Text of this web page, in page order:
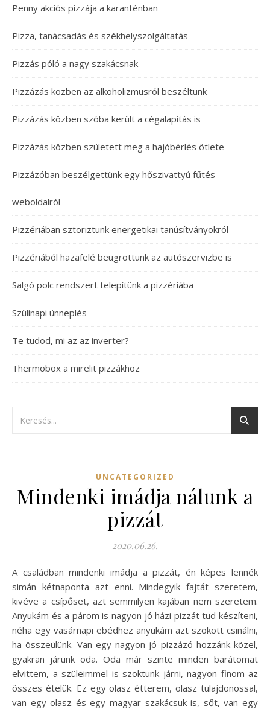
Penny akciós pizzája a karanténban
Pizza, tanácsadás és székhelyszolgáltatás
Pizzás póló a nagy szakácsnak
Pizzázás közben az alkoholizmusról beszéltünk
Pizzázás közben szóba került a cégalapítás is
Pizzázás közben született meg a hajóbérlés ötlete
Pizzázóban beszélgettünk egy hőszivattyú fűtés
weboldalról
Pizzériában sztoriztunk energetikai tanúsítványokról
Pizzériából hazafelé beugrottunk az autószervizbe is
Salgó polc rendszert telepítünk a pizzériába
Szülinapi ünneplés
Te tudod, mi az az inverter?
Thermobox a mirelit pizzákhoz
UNCATEGORIZED
Mindenki imádja nálunk a
pizzát
2020.06.26.
A családban mindenki imádja a pizzát, én képes lennék
simán kétnaponta azt enni. Mindegyik fajtát szeretem,
kivéve a csípőset, azt semmilyen kajában nem szeretem.
Anyukám és a párom is nagyon jó házi pizzát tud készíteni,
néha egy vasárnapi ebédhez anyukám azt szokott csinálni,
ha összeülünk. Van egy nagyon jó pizzázó hozzánk közel,
gyakran járunk oda. Oda már szinte minden barátomat
elvittem, a szüleimmel is szoktunk járni, nagyon finom az
összes ételük. Ez egy olasz étterem, olasz tulajdonossal,
van egy olasz és egy magyar szakácsuk is, sőt, van egy